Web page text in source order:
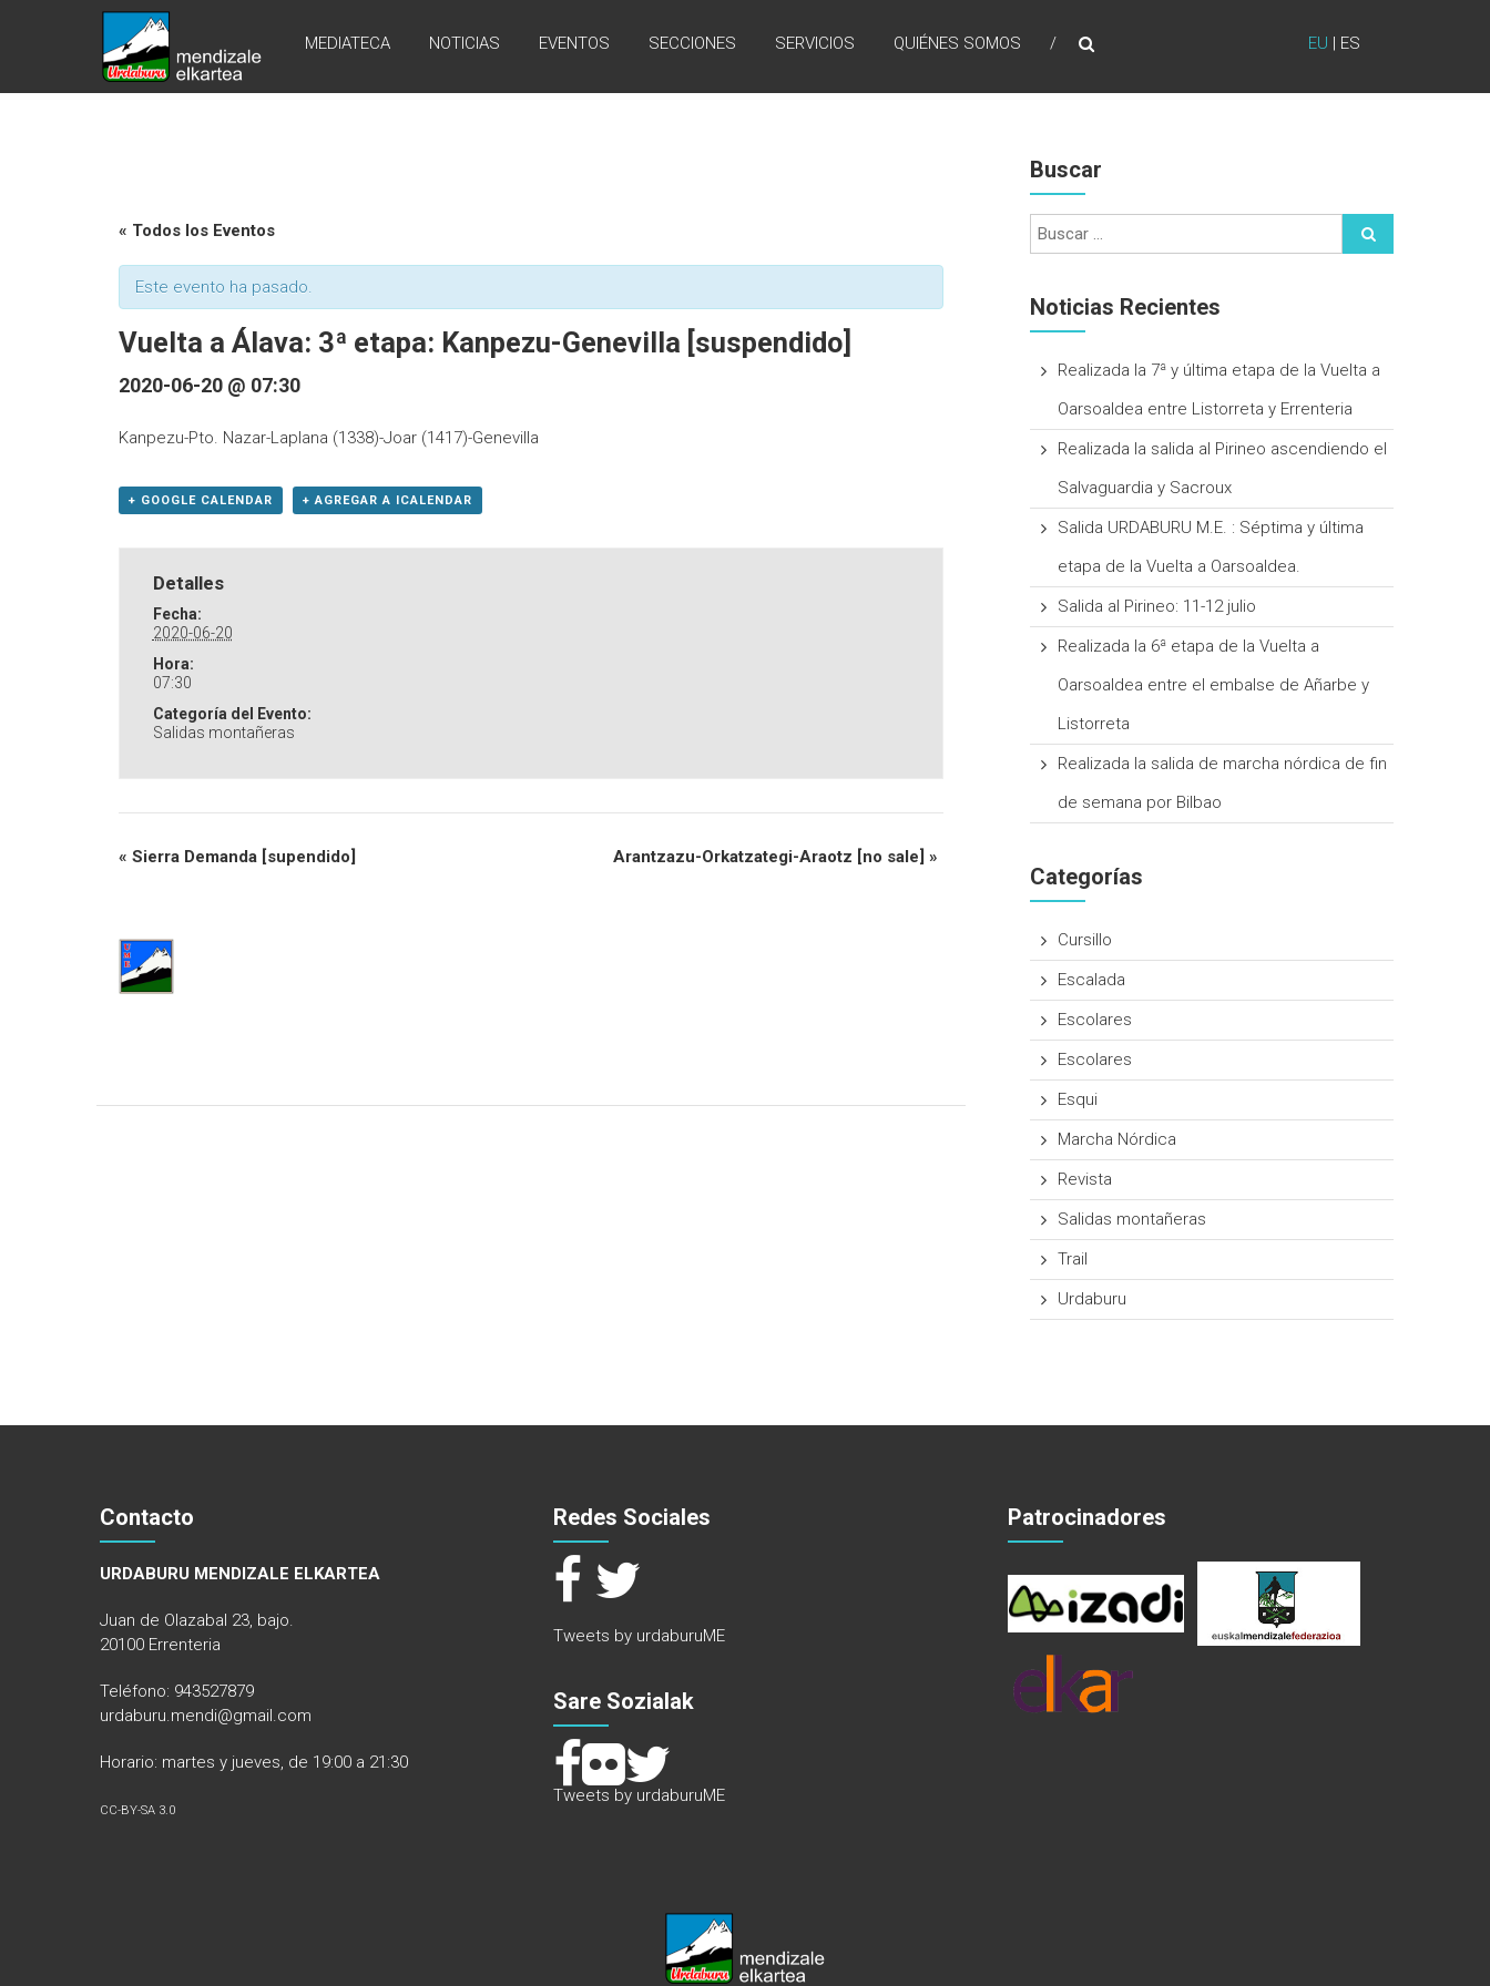
EU | ES
URDABURU
Grupo
MEDIATECA NOTICIAS EVENTOS SECCIONES SERVICIOS QUIÉNES SOMOS
« Todos los Eventos
Este evento ha pasado.
Vuelta a Álava: 3ª etapa: Kanpezu-Genevilla [suspendido]
2020-06-20 @ 07:30
Kanpezu-Pto. Nazar-Laplana (1338)-Joar (1417)-Genevilla
+ GOOGLE CALENDAR + AGREGAR A ICALENDAR
Detalles
Fecha:
2020-06-20
Hora:
07:30
Categoría del Evento:
Salidas montañeras
« Sierra Demanda [supendido] Arantzazu-Orkatzategi-Araotz [no sale] »
Buscar
Noticias Recientes
Realizada la 7ª y última etapa de la Vuelta a
Oarsoaldea entre Listorreta y Errenteria
Realizada la salida al Pirineo ascendiendo el
Salvaguardia y Sacroux
Salida URDABURU M.E. : Séptima y última
etapa de la Vuelta a Oarsoaldea.
Salida al Pirineo: 11-12 julio
Realizada la 6ª etapa de la Vuelta a
Oarsoaldea entre el embalse de Añarbe y
Listorreta
Realizada la salida de marcha nórdica de fin
de semana por Bilbao
Categorías
Cursillo
Escalada
Escolares
Escolares
Esqui
Marcha Nórdica
Revista
Salidas montañeras
Trail
Urdaburu
Contacto
URDABURU MENDIZALE ELKARTEA
Juan de Olazabal 23, bajo.
20100 Errenteria
Teléfono: 943527879
urdaburu.mendi@gmail.com
Horario: martes y jueves, de 19:00 a 21:30
CC-BY-SA 3.0
Redes Sociales
Tweets by urdaburuME
Sare Sozialak
Tweets by urdaburuME
Patrocinadores